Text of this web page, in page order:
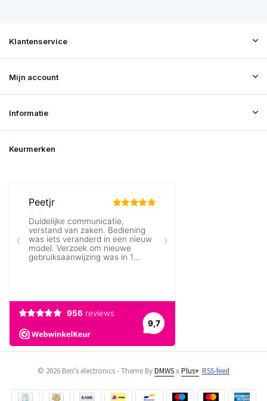
Klantenservice
Mijn account
Informatie
Keurmerken
© 2026 Ben's electronics - Theme ByDMWSxPlus+ RSS-feed